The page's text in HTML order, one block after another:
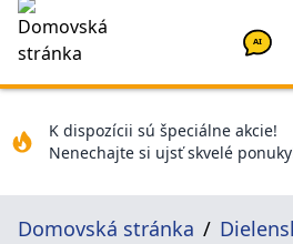
AI
K dispozícii sú špeciálne akcie!
Nenechajte si ujsť skvelé
Domovská stránka